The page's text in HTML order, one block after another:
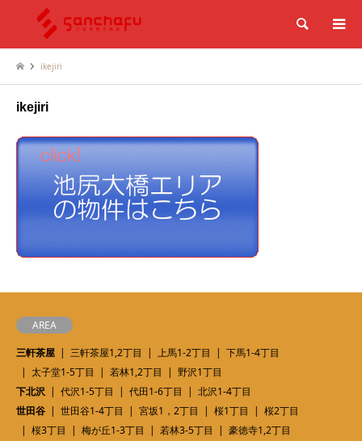
検索
ikejiri
ikejiri
AREA
三軒茶屋
三軒茶屋1,2丁目 上馬1-2丁目
下馬1-4丁目
太子堂1-5丁目
若林1,2丁目
野沢1丁目
下北沢
代沢1-5丁目 代田1-6丁目
北沢1-4丁目
世田谷
世田谷1-4丁目 宮坂1，2丁目 桜1丁目
桜2丁目
桜3丁目
梅が丘1-3丁目 若林3-5丁目
豪徳寺1,2丁目